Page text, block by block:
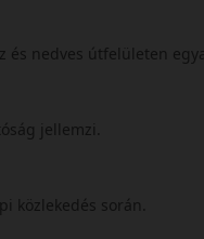
nedves útfelületen
jellemzi.
közlekedés során.